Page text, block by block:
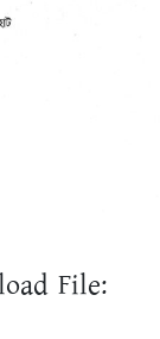
from Principal